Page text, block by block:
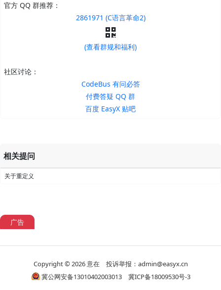
官方 QQ 群推荐：
2861971 (C语言革命2)
(查看群规和福利)
社区讨论：
CodeBus 有问必答
付费答疑 QQ 群
百度 EasyX 贴吧
相关提问
关于重定义
广告
Copyright © 2026意在投诉举报：admin@easyx.cn
冀公网安备13010402003013
冀ICP备18009530号-3